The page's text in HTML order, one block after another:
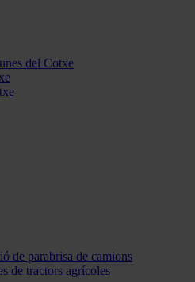
del Cotxe
de parabrisa de camions
de tractors agrícoles